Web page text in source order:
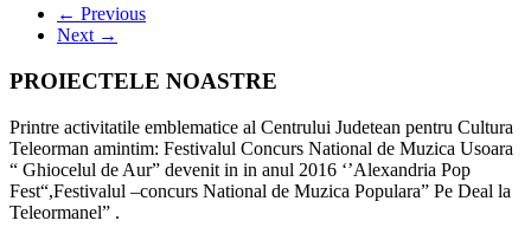
← Previous
Next →
PROIECTELE NOASTRE
Printre activitatile emblematice al Centrului Judetean pentru Cultura
Teleorman amintim: Festivalul Concurs National de Muzica Usoara
“ Ghiocelul de Aur” devenit in in anul 2016 ‘’Alexandria Pop
Fest“,Festivalul –concurs National de Muzica Populara” Pe Deal la
Teleormanel” .